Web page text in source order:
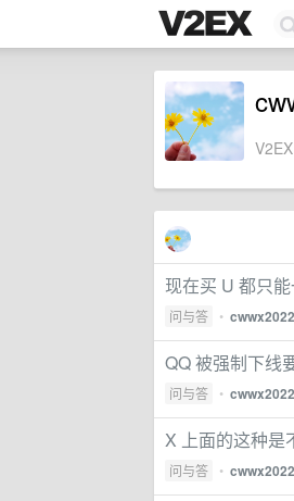
现在买 U 都只
问与答 • cwwx2022
QQ 被强制下线
问与答 • cwwx2022
X 上面的这种是
问与答 • cwwx2022